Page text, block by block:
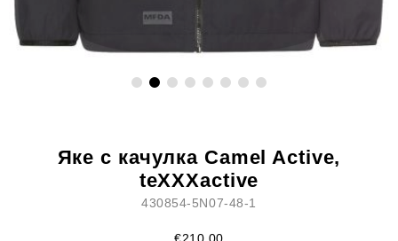
Яке с качулка Camel Active,
teXXXactive
430854-5N07-48-1